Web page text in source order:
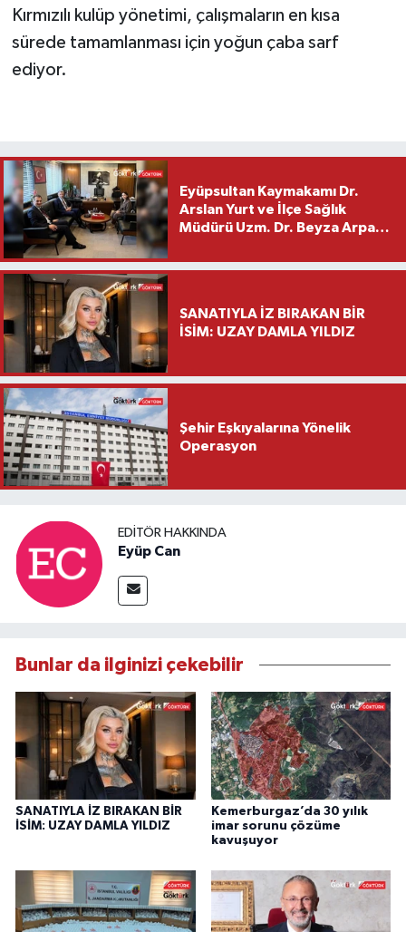
Kırmızılı kulüp yönetimi, çalışmaların en kısa
sürede tamamlanması için yoğun çaba sarf
ediyor.
Eyüpsultan Kaymakamı Dr.
Arslan Yurt ve İlçe Sağlık
Müdürü Uzm. Dr. Beyza Arpacı
Ziyareti
SANATIYLA İZ BIRAKAN BİR
İSİM: UZAY DAMLA YILDIZ
Şehir Eşkıyalarına Yönelik
Operasyon
EDITÖR HAKKINDA
Eyüp Can
Bunlar da ilginizi çekebilir
SANATIYLA İZ BIRAKAN BİR
İSİM: UZAY DAMLA YILDIZ
Kemerburgaz’da 30 yılık
imar sorunu çözüme
kavuşuyor